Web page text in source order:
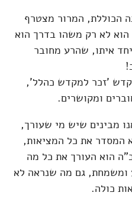
המרור מצטרף
לא רק משהו בדרך הוא
איתו, שהרע מחובר
'זכר למקדש כהלל',
ומקושרים.
מבינים שיש מי שעורך,
את כל המציאות,
הוא העורך את כל מה
גם מה שנראה לא
כולה.